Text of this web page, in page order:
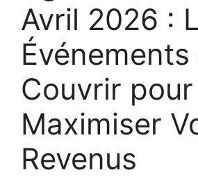
Avril 2026 :
Événements
Couvrir pour
Maximiser
Revenus